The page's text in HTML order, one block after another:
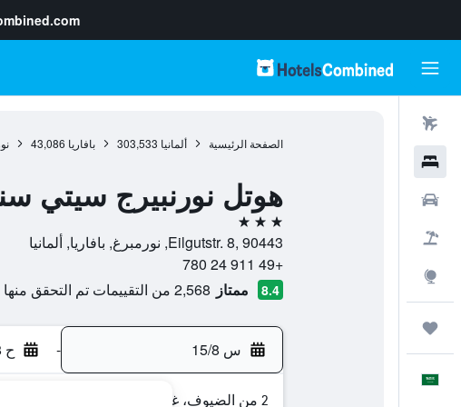
الصفحة الرئيسية ألمانيا 303,533 بافاريا 43,086
هوتل نورنبيرج سيتي
3 نجوم
Eilgutstr. 8, 90443, نورمبرغ, بافاريا, ألمانيا
+49 911 24 780
8.4 ممتاز 2,568 من التقييمات تم التحقق منها
س 15/8 - ح 16/8
2 من الضيوف، غرفة واحدة